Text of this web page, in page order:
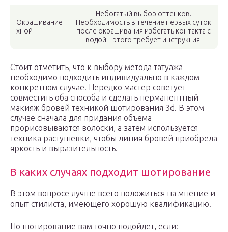
Окрашивание
хной
Небогатый выбор оттенков.
Необходимость в течение первых суток
после окрашивания избегать контакта с
водой – этого требует инструкция.
Стоит отметить, что к выбору метода татуажа
необходимо подходить индивидуально в каждом
конкретном случае. Нередко мастер советует
совместить оба способа и сделать перманентный
макияж бровей техникой шотирования 3d. В этом
случае сначала для придания объема
прорисовываются волоски, а затем используется
техника растушевки, чтобы линия бровей приобрела
яркость и выразительность.
В каких случаях подходит шотирование
В этом вопросе лучше всего положиться на мнение и
опыт стилиста, имеющего хорошую квалификацию.
Но шотирование вам точно подойдет, если: